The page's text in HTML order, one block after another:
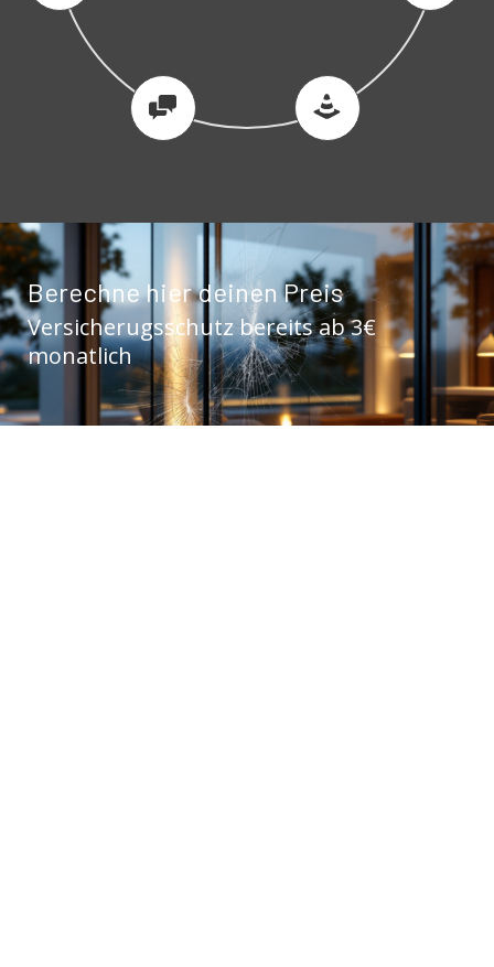
Berechne hier deinen Preis
Versicherugsschutz bereits ab 3€
monatlich